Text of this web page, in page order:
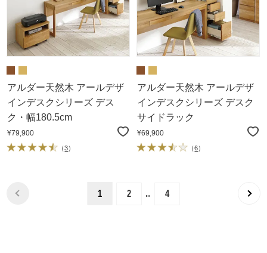
アルダー天然木 アールデザ
インデスクシリーズ デス
ク・幅180.5cm
¥79,900
（3）
アルダー天然木 アールデザ
インデスクシリーズ デスク
サイドラック
¥69,900
（6）
1 2 … 4